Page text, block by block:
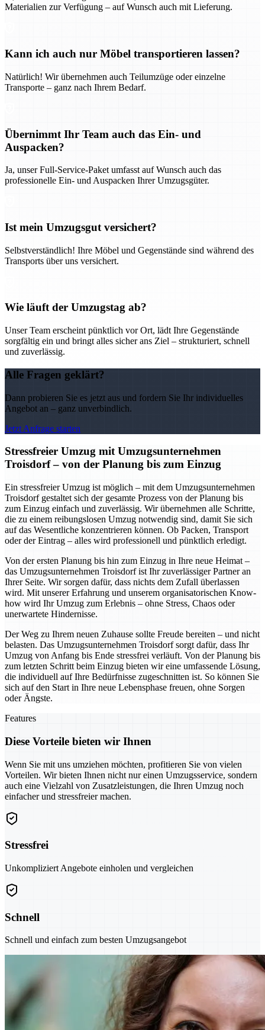
Materialien zur Verfügung – auf Wunsch auch mit Lieferung.
Kann ich auch nur Möbel transportieren lassen?
Natürlich! Wir übernehmen auch Teilumzüge oder einzelne
Transporte – ganz nach Ihrem Bedarf.
Übernimmt Ihr Team auch das Ein- und
Auspacken?
Ja, unser Full-Service-Paket umfasst auf Wunsch auch das
professionelle Ein- und Auspacken Ihrer Umzugsgüter.
Ist mein Umzugsgut versichert?
Selbstverständlich! Ihre Möbel und Gegenstände sind während des
Transports über uns versichert.
Wie läuft der Umzugstag ab?
Unser Team erscheint pünktlich vor Ort, lädt Ihre Gegenstände
sorgfältig ein und bringt alles sicher ans Ziel – strukturiert, schnell
und zuverlässig.
Alle Fragen geklärt?
Dann probieren Sie es jetzt aus und fordern Sie Ihr individuelles
Angebot an – ganz unverbindlich.
Jetzt Anfrage starten
Stressfreier Umzug mit Umzugsunternehmen
Troisdorf – von der Planung bis zum Einzug
Ein stressfreier Umzug ist möglich – mit dem Umzugsunternehmen
Troisdorf gestaltet sich der gesamte Prozess von der Planung bis
zum Einzug einfach und zuverlässig. Wir übernehmen alle Schritte,
die zu einem reibungslosen Umzug notwendig sind, damit Sie sich
auf das Wesentliche konzentrieren können. Ob Packen, Transport
oder der Eintrag – alles wird professionell und pünktlich erledigt.
Von der ersten Planung bis hin zum Einzug in Ihre neue Heimat –
das Umzugsunternehmen Troisdorf ist Ihr zuverlässiger Partner an
Ihrer Seite. Wir sorgen dafür, dass nichts dem Zufall überlassen
wird. Mit unserer Erfahrung und unserem organisatorischen Know-
how wird Ihr Umzug zum Erlebnis – ohne Stress, Chaos oder
unerwartete Hindernisse.
Der Weg zu Ihrem neuen Zuhause sollte Freude bereiten – und nicht
belasten. Das Umzugsunternehmen Troisdorf sorgt dafür, dass Ihr
Umzug von Anfang bis Ende stressfrei verläuft. Von der Planung bis
zum letzten Schritt beim Einzug bieten wir eine umfassende Lösung,
die individuell auf Ihre Bedürfnisse zugeschnitten ist. So können Sie
sich auf den Start in Ihre neue Lebensphase freuen, ohne Sorgen
oder Ängste.
Features
Diese Vorteile bieten wir Ihnen
Wenn Sie mit uns umziehen möchten, profitieren Sie von vielen
Vorteilen. Wir bieten Ihnen nicht nur einen Umzugsservice, sondern
auch eine Vielzahl von Zusatzleistungen, die Ihren Umzug noch
einfacher und stressfreier machen.
Stressfrei
Unkompliziert Angebote einholen und vergleichen
Schnell
Schnell und einfach zum besten Umzugsangebot